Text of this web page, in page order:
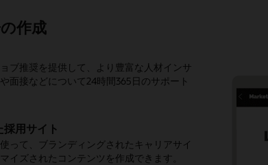
作成
ブ推奨を提供して、より豊富な人材インサ
面接などについて24時間365日のサポート
用サイト
って、ブランディングされたキャリアサイ
イズされたコンテンツを作成できます。
メント
ジションに最適な候補者と応募者を見つけ
採用の偏りを小さくできます。
を構築するために、タレント・プールの管
簡単に行うことができます。
ーリング
ジュールすることで、プロセスを迅速化で
のコミュニケーション、スクリーニング、
化する強力なツールを活用し、生産性を向
オンボーディング
スク
態などに合わせてオンボーディング活動を
と感じ、入社する前にチームと文化を感じ
ンを強化するため、採用のKPIを可視化
レポートを共有できます。
スピードをAIで分析して、職務充足までの
ができます。
ィブな一部であるこのソリューションによ
らし、チームに一貫した体験を提供できま
・ネットワーク
ポートおよび保守されている認定されたツ
クセスによって、採用プロセスを強化しま
ントリ
織のスキルを継続的に最新に保ち、ギャッ
ルに追加可能なスキルベースの推薦事項
します。
専用のランディング・ページを作成して求
ができます。
インを供給するカスタム登録フォームを作
、テキストやEメールで人材と直接対話でき
を通じて、人材募集や推奨事項を参照
迅速に応募できます。
求職者のグループ面接、求人またはイベン
示できます。
に最適なタイム・スロットを自動的に生成